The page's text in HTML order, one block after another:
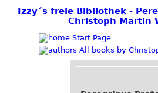
Izzy´s freie Bibliothek -
Christoph Martin
Start Page
All books by